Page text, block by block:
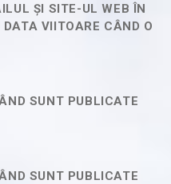
ȘI SITE-UL WEB ÎN
VIITOARE CÂND O
SUNT PUBLICATE
SUNT PUBLICATE